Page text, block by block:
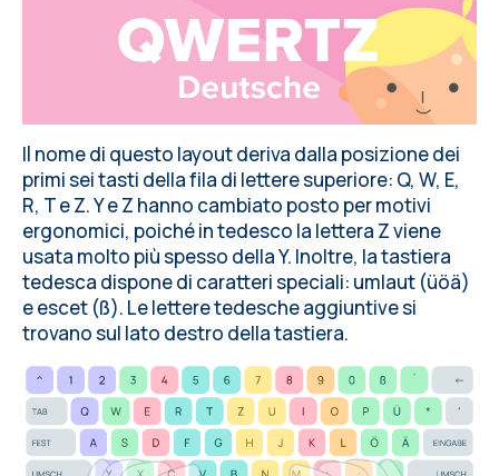
Il nome di questo layout deriva dalla posizione dei
primi sei tasti della fila di lettere superiore: Q, W, E,
R, T e Z. Y e Z hanno cambiato posto per motivi
ergonomici, poiché in tedesco la lettera Z viene
usata molto più spesso della Y. Inoltre, la tastiera
tedesca dispone di caratteri speciali: umlaut (üöä)
e escet (ß). Le lettere tedesche aggiuntive si
trovano sul lato destro della tastiera.